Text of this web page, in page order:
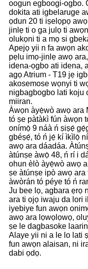
oogun egboogi-ogbo.
dokita ati igbelaruge
ọdun 20 ti iṣelọpọ
jinlẹ ti o ga julọ ti
olukọni ti a mọ si
Apejọ yii n fa awọn
pẹlu imọ-jinlẹ awọ
idena-ọgbo ati idena,
agọ Atrium - T19 jẹ
akosemose wọnyi ti
nigbagbogbo lati koju
miiran.
Àwọn àyẹ̀wò awọ ara
tó ṣe pàtàkì fún àwọn
onímọ̀ 9 náà ń ṣiṣẹ́
gbéṣẹ́, tó ń jẹ́ kí ìkìlọ̀
awọ ara dáadáa.
àtúnṣe àwọ̀ 48, ń rí i
ohun èlò àyẹ̀wò awọ
ṣe àtúnṣe ipò awọ
àwòrán tó péye tó ń
Ju bee lọ, agbara ẹrọ
ara ti ọjọ iwaju da lori
iyebiye fun awọn
awọ ara lọwọlọwọ,
ṣe le dagbasoke
Alaye yii ni a le lo lati
fun awọn alaisan, ni
dabi ọdọ.